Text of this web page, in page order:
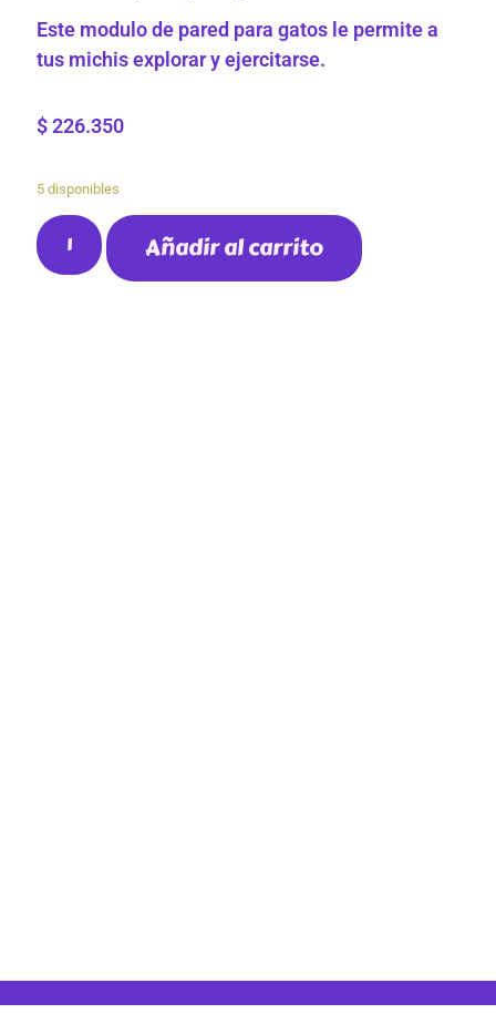
Este modulo de pared para gatos le permite a
tus michis explorar y ejercitarse.
$ 226.350
5 disponibles
Añadir al carrito